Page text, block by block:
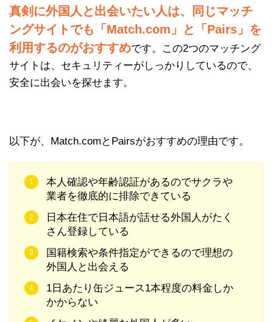
真剣に外国人と出会いたい人は、同じマッチ
ングサイトでも「Match.com」と「Pairs」を
利用するのがおすすめです。この2つのマッチング
サイトは、セキュリティーがしっかりしているので、
安全に出会いを探せます。
以下が、Match.comとPairsがおすすめの理由です。
本人確認や年齢認証があるのでサクラや
業者を徹底的に排除できている
日本在住で日本語が話せる外国人がたく
さん登録している
国籍検索や条件指定ができるので理想の
外国人と出会える
1日あたり缶ジュース1本程度の料金しか
かからない